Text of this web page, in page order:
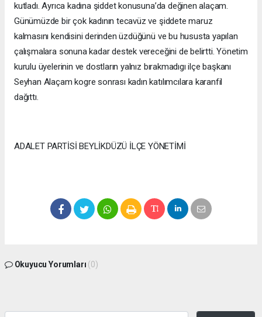
kutladı. Ayrıca kadına şiddet konusuna’da değinen alaçam.
Günümüzde bir çok kadının tecavüz ve şiddete maruz
kalmasını kendisini derinden üzdüğünü ve bu hususta yapılan
çalışmalara sonuna kadar destek vereceğini de belirtti. Yönetim
kurulu üyelerinin ve dostların yalnız bırakmadıgı ilçe başkanı
Seyhan Alaçam kogre sonrası kadın katılımcılara karanfil
dağıttı.
ADALET PARTİSİ BEYLİKDÜZÜ İLÇE YÖNETİMİ
Okuyucu Yorumları (0)